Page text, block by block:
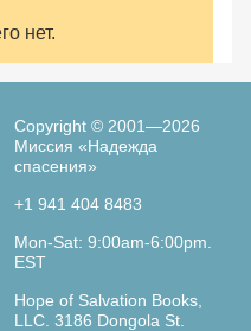
нет.
Copyright © 2001—2026
Миссия «Надежда
спасения»
+1 941 404 8483
Mon-Sat: 9:00am-6:00pm.
EST
Hope of Salvation Books,
LLC. 3186 Dongola St.